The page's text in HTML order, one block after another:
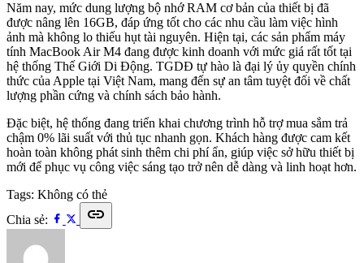
Năm nay, mức dung lượng bộ nhớ RAM cơ bản của thiết bị đã
được nâng lên 16GB, đáp ứng tốt cho các nhu cầu làm việc hình
ảnh mà không lo thiếu hụt tài nguyên. Hiện tại, các sản phẩm máy
tính MacBook Air M4 đang được kinh doanh với mức giá rất tốt tại
hệ thống Thế Giới Di Động. TGDĐ tự hào là đại lý ủy quyền chính
thức của Apple tại Việt Nam, mang đến sự an tâm tuyệt đối về chất
lượng phần cứng và chính sách bảo hành.
Đặc biệt, hệ thống đang triển khai chương trình hỗ trợ mua sắm trả
chậm 0% lãi suất với thủ tục nhanh gọn. Khách hàng được cam kết
hoàn toàn không phát sinh thêm chi phí ẩn, giúp việc sở hữu thiết bị
mới để phục vụ công việc sáng tạo trở nên dễ dàng và linh hoạt hơn.
Tags: Không có thẻ
Chia sẻ:
link